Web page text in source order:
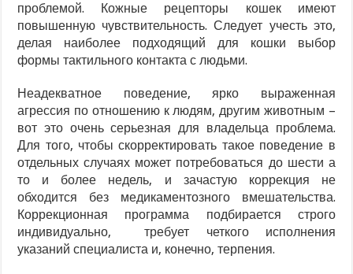
проблемой. Кожные рецепторы кошек имеют
повышенную чувствительность. Следует учесть это,
делая наиболее подходящий для кошки выбор
формы тактильного контакта с людьми.
Неадекватное поведение, ярко выраженная
агрессия по отношению к людям, другим животным –
вот это очень серьезная для владельца проблема.
Для того, чтобы скорректировать такое поведение в
отдельных случаях может потребоваться до шести а
то и более недель, и зачастую коррекция не
обходится без медикаментозного вмешательства.
Коррекционная программа подбирается строго
индивидуально, требует четкого исполнения
указаний специалиста и, конечно, терпения.